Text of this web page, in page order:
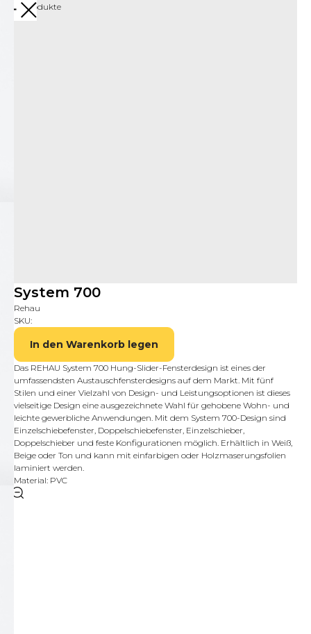
Mehr Produkte
System 700
Rehau
SKU:
In den Warenkorb legen
Das REHAU System 700 Hung-Slider-Fensterdesign ist eines der
umfassendsten Austauschfensterdesigns auf dem Markt. Mit fünf
Stilen und einer Vielzahl von Design- und Leistungsoptionen ist dieses
vielseitige Design eine ausgezeichnete Wahl für gehobene Wohn- und
leichte gewerbliche Anwendungen. Mit dem System 700-Design sind
Einzelschiebefenster, Doppelschiebefenster, Einzelschieber,
Doppelschieber und feste Konfigurationen möglich. Erhältlich in Weiß,
Beige oder Ton und kann mit einfarbigen oder Holzmaserungsfolien
laminiert werden.
Material: PVC